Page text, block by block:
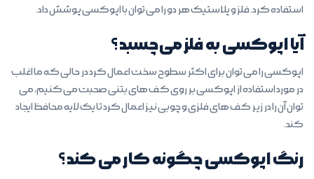
استفاده کرد. فلز و پلاستیک هر دو را می توان با اپوکسی پوشش داد.
آیا اپوکسی به فلز می‌چسبد؟
اپوکسی را می توان برای اکثر سطوح سخت اعمال کرد در حالی که ما اغلب
در مورد استفاده از اپوکسی بر روی کف های بتنی صحبت می کنیم، می
توان آن را در زیر کف های فلزی و چوبی نیز اعمال کرد تا یک لایه محافظ ایجاد
کند.
رنگ اپوکسی چگونه کار می کند؟